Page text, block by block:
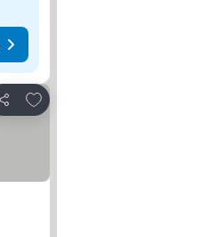
Teilen
Zu Favoriten hinzufügen